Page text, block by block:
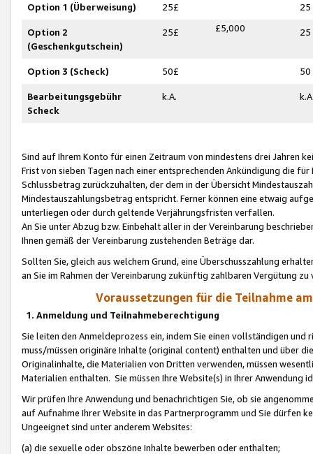
Option 1 (Überweisung) 25£ 25
Option 2
(Geschenkgutschein)
25£ £5,000 25
Option 3 (Scheck) 50£ 50
Bearbeitungsgebühr
Scheck
k.A.
Sind auf Ihrem Konto für einen Zeitraum von mindestens drei Jahren
Frist von sieben Tagen nach einer entsprechenden Ankündigung die
Schlussbetrag zurückzuhalten, der dem in der Übersicht
Mindestauszahlungsbetrag entspricht. Ferner können eine etwaig
unterliegen oder durch geltende Verjährungsfristen verfallen.
An Sie unter Abzug bzw. Einbehalt aller in der Vereinbarung
Ihnen gemäß der Vereinbarung zustehenden Beträge dar.
Sollten Sie, gleich aus welchem Grund, eine Überschusszahlung
an Sie im Rahmen der Vereinbarung zukünftig zahlbaren Vergütung zu
Voraussetzungen für die Teilnahme
1. Anmeldung und Teilnahmeberechtigung
Sie leiten den Anmeldeprozess ein, indem Sie einen vollständigen
muss/müssen originäre Inhalte (original content) enthalten und über
Originalinhalte, die Materialien von Dritten verwenden, müssen
Materialien enthalten. Sie müssen Ihre Website(s) in Ihrer Anwendung
Wir prüfen Ihre Anwendung und benachrichtigen Sie, ob sie
auf Aufnahme Ihrer Website in das Partnerprogramm und Sie dürfen
Ungeeignet sind unter anderem Websites:
(a) die sexuelle oder obszöne Inhalte bewerben oder enthalten;